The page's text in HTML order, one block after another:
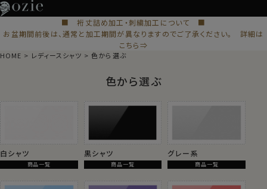
■ 裄丈詰め加工・刺繍加工について ■
お盆期間前後は、通常と加工期間が異なりますのでご了承ください。 詳細は
こちら⇒
HOME レディースシャツ 色から選ぶ
色から選ぶ
白シャツ
商品一覧
黒シャツ
商品一覧
グレー系
商品一覧